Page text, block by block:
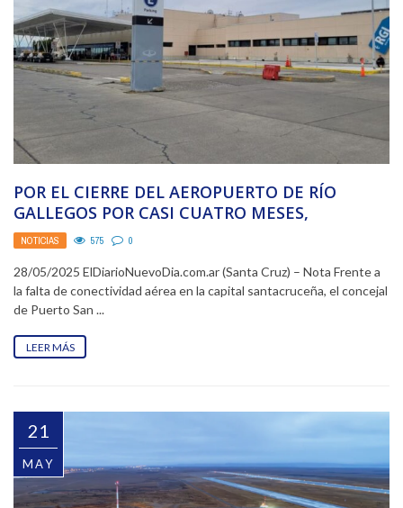
POR EL CIERRE DEL AEROPUERTO DE RÍO
GALLEGOS POR CASI CUATRO MESES,
PROPONEN TRASLADAR VUELOS ...
NOTICIAS 575 0
28/05/2025 ElDiarioNuevoDia.com.ar (Santa Cruz) – Nota Frente a
la falta de conectividad aérea en la capital santacruceña, el concejal
de Puerto San ...
LEER MÁS
21
MAY